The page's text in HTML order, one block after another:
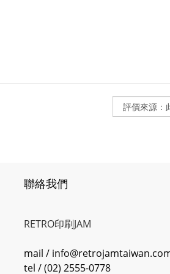
聯絡我們
RETRO印刷JAM
mail /
tel / (02) 2555-0778